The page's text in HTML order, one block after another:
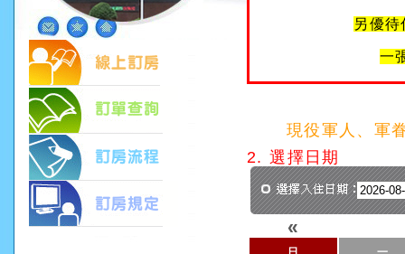
另優
一
現役軍人、軍
2. 選擇日期
«